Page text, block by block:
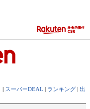
| スーパーDEAL | ランキング | 出